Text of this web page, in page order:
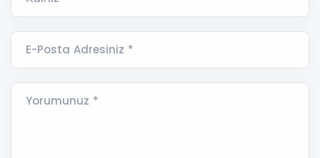
E-Posta Adresiniz *
Yorumunuz *